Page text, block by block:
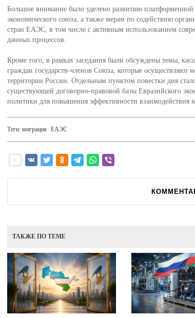
Большое внимание было уделено развитию платформенной
экономического союза, а также мерам по содействию
стран ЕАЭС, в том числе с активным использованием
данных процессов.
Кроме того, в рамках заседания были обсуждены темы,
граждан государств-членов Союза, которые осуществляют
территории России. Отдельным пунктом повестки дня
существующей договорно-правовой базы Евразийского
политики для повышения эффективности взаимодействия
Теги: миграция ЕАЭС
ТАКЖЕ ПО ТЕМЕ